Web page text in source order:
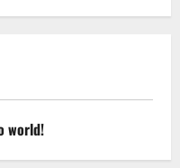
world!